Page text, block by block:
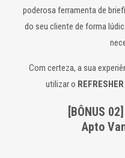
poderosa ferramenta de
do seu cliente de forma
Com certeza, a sua
utilizar o REFRESHER
[BÔNUS
Apto